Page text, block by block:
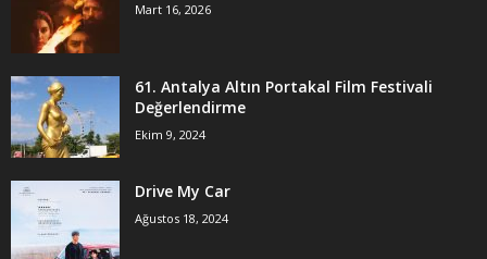
Mart 16, 2026
61. Antalya Altın Portakal Film Festivali
Değerlendirme
Ekim 9, 2024
Drive My Car
Ağustos 18, 2024